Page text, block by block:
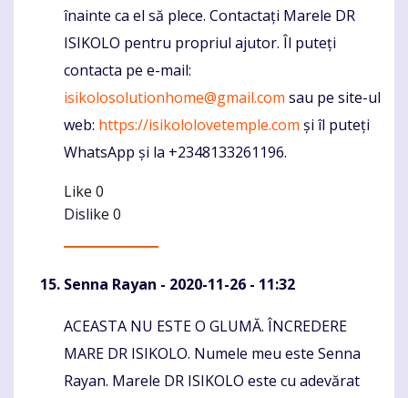
înainte ca el să plece. Contactați Marele DR
ISIKOLO pentru propriul ajutor. Îl puteți
contacta pe e-mail:
isikolosolutionhome@gmail.com sau pe site-ul
web: https://isikololovetemple.com și îl puteți
WhatsApp și la +2348133261196.
Like 0
Dislike 0
Senna Rayan - 2020-11-26 - 11:32
Komentaras
ACEASTA NU ESTE O GLUMĂ. ÎNCREDERE
MARE DR ISIKOLO. Numele meu este Senna
Rayan. Marele DR ISIKOLO este cu adevărat